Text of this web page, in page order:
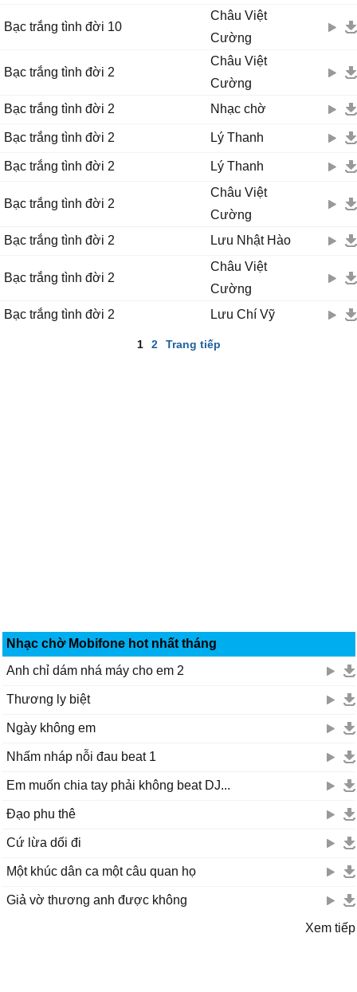
Bạc trắng tình đời 10
Châu Việt
Cường
Bạc trắng tình đời 2
Châu Việt
Cường
Bạc trắng tình đời 2
Nhạc chờ
Bạc trắng tình đời 2 Lý Thanh
Bạc trắng tình đời 2 Lý Thanh
Bạc trắng tình đời 2
Châu Việt
Cường
Bạc trắng tình đời 2
Lưu Nhật Hào
Bạc trắng tình đời 2
Châu Việt
Cường
Bạc trắng tình đời 2
Lưu Chí Vỹ
1 2 Trang tiếp
Nhạc chờ Mobifone hot nhất tháng
Anh chỉ dám nhá máy cho em 2
Thương ly biệt
Ngày không em
Nhấm nháp nỗi đau beat 1
Em muốn chia tay phải không beat DJ...
Đạo phu thê
Cứ lừa dối đi
Một khúc dân ca một câu quan họ
Giả vờ thương anh được không
Xem tiếp